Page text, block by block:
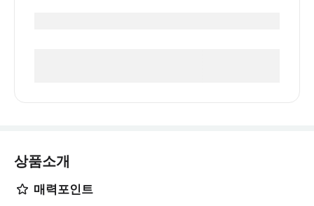
상품소개
매력포인트